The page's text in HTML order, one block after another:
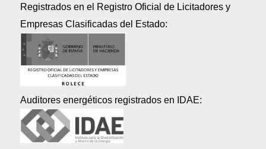
Registrados en el Registro Oficial de Licitadores y
Empresas Clasificadas del Estado:
Auditores energéticos registrados en IDAE: